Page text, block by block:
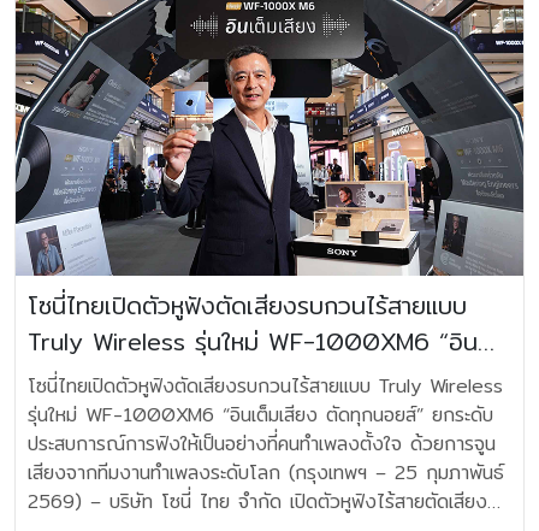
ราคา 199,000 บาท (ประกอบด้วย JBL MA7100H
และชุดลำโพง JBL Stage) • Atmos Premium Espresso
ราคา 219,000 บาท (ประกอบด้วย JBL
MA9100HP และชุดลำโพง JBL Stage) • Atmos
Premium Latte ราคา 219,000 บาท
(ประกอบด้วย JBL MA9100HP และชุดลำโพง JBL Stage) •
Atmos Double Espresso 1 ราคา
149,000 บาท (ประกอบด้วย Denon AVR-X2800H และ
ชุดลำโพง JBL Stage) • Atmos Double Espresso 2
ราคา 189,000 บาท (ประกอบด้วย Denon AVC-
X3800H และชุดลำโพง JBL Stage) • Atmos Double
Espresso 3 ราคา 219,000 บาท (ประกอบ
ด้วย Denon AVC-X4800H และชุดลำโพง JBL Stage)
**แถมฟรี JBL Bar 1000 มูลค่า 35,900 บาท เมื่อซื้อเซ็ต
Atmos Classic Espresso, Atmos Classic Latte,
Premium Espresso, Premium Latte, Atmos Premium
Espresso, Atmos Premium Latte, Atmos Double
Espresso 1, Atmos Double Espresso 2 หรือ Atmos
ลูกค้าที่ซื้อสินค้าจากโชว์รูมมหาจักรทุกสาขา, ร้าน Soundcity,
และร้าน SOUNDLAB จะได้รับของแถม ณ จุดขาย - ลูกค้าลง
ทะเบียนรับของแถม ผ่าน Line: @mahajakplus เท่านั้น โดยจะ
ต้องลงทะเบียนรับประกันก่อน สินค้าที่มีสิทธิ์รับของแถมระบบจะให้
เลือกรับลงทะเบียนของแถมเพิ่มเติม - ขอสงวนสิทธิ์การรับของ
แถม สำหรับลูกค้าที่ลงทะเบียนรับประกันสินค้าและของแถมผ่าน
Line @mahajakplus เท่านั้น กรณีที่ลงทะเบียนรับประกันเพียง
อย่างเดียวไม่สามารถรับของแถมได้ - ไม่สามารถลงทะเบียนรับ
ของแถมหลังจากหมดเขตโปรโมชันในทุกกรณี - ของแถมจัดส่ง
30 วันทำการ (ไม่รวมวันหยุดเสาร์-อาทิตย์ และนักขัตฤกษ์) ผ่าน
ทางไปรษณีย์ - ช่องทางที่ร่วมรายการ ได้แก่ ร้านตัวแทน
จำหน่าย, โชว์รูมมหาจักรทุกสาขา, ร้าน Soundcity, ร้าน
SOUNDLAB, Mahajak Online - สามารถสอบถามข้อมูลโปร
โมชั่นและของแถมได้ที่ Call center 1516 หรือ Line
@mahajakstore - บริษัท มหาจักรดีเวลอปเมนท์ จำกัด ขอ
สงวนสิทธิ์ในการเปลี่ยนแปลงเงื่อนไข โดยไม่จำเป็นต้องแจ้งให้
ทราบล่วงหน้า สอบถามรายละเอียดเพิ่มเติมได้ที่ บริษัท มหาจักรดี
เวลอปเมนท์ จำกัด Line : http://lin.ee/dKalYBy
ว่า “การเปิดตัวครั้งนี้สะท้อนตัวตนของ ฮาร์แมน คาร์ดอน
(Harman Kardon) ที่ผสานพลังเสียงคุณภาพเข้ากับดีไซน์ที่
สวยงามได้อย่างลงตัว เราเชื่อว่าเครื่องเสียงไม่ใช่แค่เรื่องของ
เสียงเพลง แต่คือไอเทมที่สะท้อนสไตล์และทำให้ทุกวันธรรมดา
กลายเป็นช่วงเวลาที่พิเศษขึ้น งาน Aurora House: Home of
the Future ได้จำลองประสบการณ์ใช้งานจริงเพื่อให้เห็นว่า
ระบบเสียงที่ดีสามารถยกระดับบรรยากาศในชีวิตได้อย่างไร”
ภายในงานเปิดตัวครั้งนี้ “ฮาร์แมน คาร์ดอน” (Harman
Kardon) ได้นำเสนอผลิตภัณฑ์ใหม่หลากหลายรุ่นที่ออกแบบมา
เพื่อตอบโจทย์ไลฟ์สไตล์การฟังเพลงและความบันเทิงในทุกช่วง
เวลา เริ่มจากกลุ่มลำโพงไร้สายระดับพรีเมียมอย่าง Harman
Kardon Aura Studio 5 ลำโพงบลูทูธดีไซน์โดมใสอันเป็น
เอกลักษณ์ ที่ผสานระบบไฟ Ambient Light แบบ 360 องศา
พร้อมเลนส์แสงดีไซน์ใหม่ที่สามารถสร้างลวดลายแสงแบบ
ไดนามิก เพิ่มมิติให้บรรยากาศภายในห้องอย่างนุ่มนวล เสริม
ประสบการณ์การฟังด้วยระบบเสียงแบบ 3 ทิศทาง พร้อม
เทคโนโลยี Constant Sound Field ที่ช่วยกระจายเสียงได้
ประเทศจีน และมีการกระจายสินค้าในประเทศไทยผ่านเครือข่ายร้าน
ค้าปลีกรวมถึงช่องทางอีคอมเมิร์ซ ต่อมาเมื่อวันที่ 20
กุมภาพันธ์ เจ้าหน้าที่ได้ดำเนินการเข้าตรวจค้นโกดังอีกแห่งใน
จังหวัดสมุทรปราการ และสามารถตรวจยึดขวดหมึกเอปสันปลอม
เพิ่มเติมได้มากกว่า 9,000 ขวด พร้อมจับกุมผู้ต้องสงสัย 2
ราย ส่งผลให้การปฏิบัติการครั้งนี้สามารถยึดหมึกเอปสันปลอมได้
รวมกว่า 67,000 ขวด เอปสัน เอเชียตะวันออกเฉียงใต้ ยืนยัน
ถึงความมุ่งมั่นในการปกป้องสิทธิในทรัพย์สินทางปัญญาและ
รักษามาตรฐานคุณภาพของผลิตภัณฑ์ โดยบริษัทจะไม่ยอมรับ
การผลิต การนำเข้า หรือการจำหน่ายหมึกเอปสันปลอมในทุกรูป
แบบ โฆษกของเอปสัน เอเชียตะวันออกเฉียงใต้ กล่าวว่า “หมึก
ปลอมไม่เพียงส่งผลกระทบต่อคุณภาพการพิมพ์ แต่ยังอาจทำให้
เครื่องพิมพ์เกิดความเสียหาย ส่งผลให้ผู้บริโภคและภาคธุรกิจต้อง
เสียค่าใช้จ่ายเพิ่มเติม รวมถึงเกิดความไม่สะดวกในการใช้งาน”
ทั้งนี้ เอปสันแนะนำให้ผู้บริโภคเลือกซื้อหมึกจากตัวแทนจำหน่ายที่
ได้รับอนุญาตหรือร้านค้าออนไลน์อย่างเป็นทางการเท่านั้น โดย
สามารถค้นหาร้านค้าตัวแทนจำหน่ายเอปสันได้ที่
https://www.epson.co.th/find-a-store พร้อมทั้งตรวจ
โซนี่ไทยเปิดตัวหูฟังตัดเสียงรบกวนไร้สายแบบ
Truly Wireless รุ่นใหม่ WF-1000XM6 “อิน
เต็มเสียง ตัดทุกนอยส์” ยกระดับประสบการณ์การ
ฟังให้เป็นอย่างที่คนทำเพลงตั้งใจ ด้วยการจูนเสียง
จากทีมงานทำเพลงระดับโลก
โซนี่ไทยเปิดตัวหูฟังตัดเสียงรบกวนไร้สายแบบ Truly Wireless รุ่นใหม่ WF-1000XM6 “อินเต็มเสียง ตัดทุกนอยส์” ยกระดับประสบการณ์การฟังให้เป็นอย่างที่คนทำเพลงตั้งใจ ด้วยการจูนเสียงจากทีมงานทำเพลงระดับโลก (กรุงเทพฯ – 25 กุมภาพันธ์ 2569) – บริษัท โซนี่ ไทย จำกัด เปิดตัวหูฟังไร้สายตัดเสียงรบกวนระดับเรือธงรุ่นใหม่ล่าสุด WF-1000XM6 ในตระกูล 1000X Series ที่ได้รับการยอมรับทั่วโลก ตอกย้ำความเป็นผู้นำด้านเทคโนโลยีเสียงคุณภาพพรีเมียม โดยได้รับการออกแบบเพื่อตอบโจทย์คนรักเสียงดนตรีที่ต้องการประสบการณ์การฟังเหนือระดับ ผสานระบบตัดเสียงรบกวนประสิทธิภาพสูงที่พัฒนาขึ้นอีกขั้น พร้อมการจูนเสียงร่วมกับทีมซาวด์เอ็นจิเนียร์ระดับโลก มอบประสบการณ์ “อินเต็มเสียง ตัดทุกนอยส์” ควบคู่คุณภาพเสียงสนทนาและความเสถียรในการเชื่อมต่อที่ยกระดับใหม่ โดดเด่นด้วยดีไซน์ใหม่ขนาดกะทัดรัด ออกแบบตามหลักสรีรศาสตร์เพื่อความสบายตลอดวัน และรองรับการใช้งาน Gemini ผู้ช่วย AI ยอดนิยม มร. หนิง เฉิน กรรมการผู้จัดการ บริษัท โซนี่ ไทย จำกัด เปิดเผยว่า “โซนี่มีความมุ่งมั่นอย่างต่อเนื่องในการถ่ายทอดสารและห้วงอารมณ์จากครีเอเตอร์ ไม่เพียงแต่ช่างภาพเท่านั้น แต่รวมถึงครีเอเตอร์ในทุก ๆ ด้าน ซึ่งรวมถึงผู้สร้างเสียงดนตรีด้วย เราตั้งใจให้เทคโนโลยีช่วยต่อยอดความคิดสร้างสรรค์ สร้างอนาคตที่เต็มไปด้วยความก้าวหน้าด้านความบันเทิง หูฟัง WF-1000XM6 โดดเด่นทั้งเรื่องคุณภาพเสียงที่ถูกจูนมาจากคนทำเพลงมืออาชีพระดับโลกและการตัดเสียงรบกวนนี้ จะทำให้ผู้ใช้ได้รับรู้และเข้าถึงทุกห้วงอารมณ์ที่คนทำเพลงตั้งใจรังสรรค์มาเป็นอย่างดี แม้จะถูกซ่อนอยู่ในโน้ตเล็ก ๆ ก็ตาม” นายณิชภูมิ เอื้อสกุลเกียรติ ผู้จัดการฝ่ายการตลาดผลิตภัณฑ์กลุ่ม Personal Entertainment บริษัท โซนี่ ไทย จำกัด กล่าวว่า “WF-1000XM6 ได้รับการพัฒนาขึ้นเพื่อยกระดับทั้งคุณภาพเสียงและประสบการณ์การใช้งานให้ดียิ่งขึ้นในทุกมิติ โดยอิงจากความคิดเห็นของผู้ใช้งานจริงในรุ่นก่อนหน้า เทคโนโลยีตัดเสียงรบกวนพัฒนาขึ้นกว่าเดิม 25% โดยเฉพาะการตัดเสียงรบกวนย่านกลาง-สูง ซึ่งเป็นย่านที่พบเจอได้บ่อยในชีวิตประจำวัน เช่น เสียงพูดคุย เสียงยานพาหนะ หรือเสียงในร้านคาเฟ่ ดีขึ้นกว่าเดิมอย่างเห็นได้ชัด ชิปเซ็ตประมวลผลที่ถูกอัปเกรดขึ้นจากรุ่นก่อนหน้า ไดรเวอร์ใหม่ ผสานกับการได้รับการจูนเสียงจากซาวด์เอ็นจิเนียร์ระดับโลกหลายท่าน ทำให้ได้คุณภาพเสียงระดับพรีเมียมอย่างที่คนทำเพลงตั้งใจส่งมอบผลงานไปยังผู้ฟัง ปกติแล้วคนใช้หูฟังมักใช้เพื่อประชุมออนไลน์และคุยโทรศัพท์ คุณภาพไมค์สำหรับการสนทนาจึงเป็นสิ่งสำคัญ ซึ่งไมค์ของรุ่นนี้ให้เสียงชัดที่สุดเมื่อเทียบกับรุ่นก่อนหน้า การเชื่อมต่อเสถียรยิ่งขึ้น และปัจจุบันเทรนด์การใช้ AI เป็นผู้ช่วยส่วนตัวเพิ่มขึ้น WF-1000XM6 ก็รองรับการใช้งาน Google Gemini อีกด้วย ทำให้หูฟังรุ่นนี้ครบเครื่องทั้งด้านคุณภาพและการเติมเต็มไลฟ์สไตล์ของผู้บริโภคยุคใหม่ได้อย่างลงตัว ด้วยการพัฒนาทั้งหมดนี้ WF-1000XM6 จึงเป็นหูฟังที่เรามั่นใจว่าผู้ใช้จะรู้สึก “อินเต็มเสียง ตัดทุกนอยส์” และจะได้รับการตอบรับอย่างดีจากผู้บริโภคชาวไทย” ที่สุดของระบบตัดเสียงรบกวน WF-1000XM6 ยกระดับการตัดเสียงรบกวนด้วยความสามารถในการลดเสียงรบกวนได้มากขึ้นถึง 25% เมื่อเทียบกับรุ่นก่อนหน้า WF-1000XM5 โดยเฉพาะในย่านเสียงกลางถึงสูง ซึ่งเป็นเสียงที่พบได้บ่อยในชีวิตประจำวัน ไม่ว่าจะเป็นเสียงพูดคุย เสียงยานพาหนะ หรือเสียงในร้านคาเฟ่ หูฟังรุ่นใหม่นี้สามารถตัดเสียงรบกวนได้มากขึ้นอย่างเห็นได้ชัด แม้ในสถานการณ์ที่มีเสียงรบกวนมาก เช่น ระหว่างการเดินทางหรือขณะอยู่ในที่สาธารณะ นอกจากนี้ ยังมาพร้อมกับชิปประมวลผล HD Noise Cancelling Processor QN3e ที่ควบคุมการทำงานของไมโครโฟนเพื่อการตัดเสียงรบกวนได้อย่างแม่นยำ โดยมีไมโครโฟนถึง 4 ตัว ซึ่งมากกว่ารุ่นก่อนที่มี 3 ตัว ทำให้ได้ประสิทธิภาพการตัดเสียงรบกวนสูง ขณะเดียวกัน ยังขับเคลื่อนด้วยชิปประมวลผลอัจฉริยะ Integrated Processor V2 มาพร้อมระบบ Adaptive Noise Cancelling Optimiser ที่สามารถวิเคราะห์เสียงรบกวนภายนอกและสภาพการสวมใส่ได้แบบเรียลไทม์อย่างแม่นยำยิ่งขึ้น เพื่อให้การตัดเสียงรบกวนมีประสิทธิภาพสูงสุดในทุกสถานการณ์ อีกทั้งยังได้รับการปรับปรุงให้สามารถลดเสียงรบกวนที่อาจเล็ดลอดผ่านช่องว่างระหว่างจุกหูฟังและรูหูได้ดียิ่งขึ้น โดยปรับให้เหมาะกับรูปทรงหูเฉพาะบุคคลของผู้ใช้แต่ละคนอย่างชาญฉลาด ช่วยให้คุณดื่มด่ำกับเสียงเพลงได้อย่างเต็มที่ โดยไม่ถูกรบกวนจากสภาพแวดล้อม นอกจากนี้ WF-1000XM6 ยังมาพร้อมกับจุกหูฟัง Noise Isolation Earbud Tips ซึ่งออกแบบเฉพาะโดยโซนี่ เพื่อมอบความสบายขณะสวมใส่ ควบคู่กับการป้องกันเสียงรบกวนในระดับสูงสุด โดยมีให้เลือกถึง 4 ขนาด เพื่อความพอดีที่กระชับในทุกรูปทรงของใบหู ประสบการณ์เสียงระดับพรีเมียม WF-1000XM6 มาพร้อมคุณภาพเสียงระดับพรีเมียม ด้วยพลังการทำงานร่วมกันของโปรเซสเซอร์ 2 ตัว ที่ประมวลผลเสียงได้อย่างแม่นยำ คมชัด และมีมิติ โดยชิป QN3e ทำหน้าที่ขับเคลื่อนภาคขยายเสียง DAC ที่ได้รับการพัฒนาให้สามารถถ่ายทอดทุกรายละเอียดของเสียงได้อย่างคมชัดยิ่งขึ้น ขณะที่ Integrated Processor V2 รองรับการประมวลผลเสียงแบบ 32-bit จากเดิม 24-bit ในรุ่นก่อนหน้า เพื่อให้ได้เสียงที่มีความละเอียดสูงและเต็มอารมณ์มากยิ่งขึ้น โซนี่ยังได้พัฒนาไดรเวอร์ยูนิตใหม่สำหรับรุ่นนี้ โดยออกแบบไดอะแฟรมให้มีโครงสร้างพิเศษ ผสมผสานวัสดุที่แตกต่างกันระหว่างส่วนโดมและขอบ โดยขอบที่นุ่มช่วยสร้างเสียงเบสลึกและเต็มอิ่ม ในขณะที่โดมที่มีน้ำหนักเบาแต่แข็งแรง ช่วยให้เสียงแหลมชัดเจนและครอบคลุมย่านความถี่สูงได้มากขึ้น ตั้งแต่ขั้นตอนการประมวลผลสัญญาณไปจนถึงการส่งเสียงออกมา ทุกขั้นตอนถูกออกแบบให้มีความแม่นยำสูง ลดความเพี้ยนของเสียง และถ่ายทอดเสียงคุณภาพสูงได้อย่างแท้จริง อีกทั้งยังมีการเพิ่มรอยบากพิเศษที่ขอบไดอะแฟรม เพื่อช่วยให้เสียงที่ได้มีความชัดเจน WF-1000XM6 ยังรองรับ Hi-Res Audio Wireless เทคโนโลยี DSEE Extreme ระบบเสียง 360 Reality Audio การปรับแต่งเสียงได้ 10 Band EQ ผ่านแอปพลิเคชัน Sony | Sound Connect รวมถึงฟีเจอร์ Headtracking และ Background Music Effect ที่ยกระดับประสบการณ์การฟังให้เหนือกว่าที่เคย ปรับจูนเสียงโดยผู้เชี่ยวชาญระดับโลกในวงการดนตรี หูฟังตระกูล 1000X ของโซนี่ถูกพัฒนาขึ้นเพื่อถ่ายทอดพลังของบทเพลงได้อย่างเต็มศักยภาพ ไม่ว่าจะเป็นแนวดนตรีใดก็ตาม เพื่อให้ได้คุณภาพเสียงที่ตรงตามวิสัยทัศน์ของศิลปิน โซนี่จึงร่วมมือกับสตูดิโอชั้นนำระดับโลกในการปรับจูนเสียงอย่างพิถีพิถัน โดยได้รับคำแนะนำจากทีมวิศวกรเสียงระดับรางวัลแกรมมี่ ทั้งผู้ชนะและผู้เข้าชิง อาทิ แรนดี้ เมอร์ริลล์ (Randy Merrill) จาก Sterling Sound ผู้อยู่เบื้องหลังผลงานของ Ed Sheeran, คริส เกอร์ริงเจอร์ (Chris Gehringer) ผู้ร่วมงานกับศิลปินระดับโลกอย่าง Rihanna และ Lady Gaga, ไมค์ เพียเซนตินี (Mike Piacentini) จาก Battery Studios ผู้อยู่เบื้องหลังเพลงของ Bob Dylan และ ไมเคิล โรมาโนสกี (Michael Romanowski) จาก Coast Mastering ผู้มีผลงานร่วมกับ Alicia Keys รวมถึงเพลงประกอบภาพยนตร์ระดับตำนานอย่าง Star Wars ภาค 4, 5 และ 6 ด้วยการรับฟังความคิดเห็นจากผู้เชี่ยวชาญเหล่านี้ หูฟัง WF-1000XM6 จึงถูกออกแบบมาให้ถ่ายทอดเสียงได้อย่างที่ศิลปินต้องการอย่างแท้จริง — ทั้งความลึก รายละเอียด และอารมณ์ของเสียงที่ซื่อตรงต่อจินตนาการต้นฉบับของผู้สร้างสรรค์ผลงาน คุณภาพเสียงสนทนาดีที่สุดจากโซนี่ WF-1000XM6 มาพร้อมไมโครโฟน 2 ตัว และเซ็นเซอร์ตรวจจับการสั่นสะเทือนของกระดูก (Bone Conduction Sensor) ในแต่ละข้าง โดยใช้เทคโนโลยีอัลกอริทึมลดเสียงรบกวนแบบ AI Beamforming ขั้นสูง เพื่อแยกเสียงพูดของผู้ใช้งาน แม้ในสภาพแวดล้อมที่มีเสียงดัง หรือมีผู้คนพูดคุยอยู่รอบข้าง ระบบจะสามารถแยกเสียงของคุณออกจากเสียงรบกวนได้อย่างแม่นยำ เพื่อให้ผู้ที่อยู่ปลายสายได้ยินเสียงของคุณอย่างชัดเจนตลอดการสนทนา ออกแบบตามหลักสรีรศาสตร์ เพื่อความสบายในการสวมใส่ ตลอดระยะเวลาที่ผ่านมา หูฟังตระกูล 1000X ของโซนี่ได้รับการออกแบบโดยยึดหลักสรีรศาสตร์ของผู้ใช้งานเป็นสำคัญ เพื่อให้สวมใส่ได้กระชับและสบายอย่างแท้จริง โดยในรุ่น WF-1000XM6 ได้ยกระดับความสบายยิ่งขึ้น ด้วยการออกแบบตัวหูฟังให้โค้งรับกับสรีระภายในของใบหูอย่างเป็นธรรมชาติ ช่วยลดแรงกดทับและความรู้สึกอึดอัดเมื่อสวมใส่ ขณะเดียวกัน ดีไซน์ใหม่ยังมีขนาดตัวเครื่องที่บางลงกว่ารุ่นก่อนหน้าราว 11% ช่วยลดการเสียดสีกับบริเวณโครงสร้างซับซ้อนของใบหู ทำให้สามารถสวมใส่ได้อย่างสบายแม้ใช้งานต่อเนื่องเป็นเวลานาน นอกจากนี้ ยังมีโครงสร้างระบายอากาศที่ได้รับการออกแบบใหม่ ช่วยเพิ่มการไหลเวียนของอากาศภายในตัวหูฟัง ลดเสียงรบกวนภายใน เช่น เสียงฝีเท้าหรือเสียงเคี้ยวอาหาร ช่วยให้เพลิดเพลินกับคอนเทนต์ได้อย่างเต็มอรรถรสในทุกสถานการณ์ ด้านวัสดุและสีสันได้รับการออกแบบอย่างพิถีพิถันให้มีเอกลักษณ์เฉพาะ ด้วยพื้นผิว Premium Matte Texture ที่ให้สัมผัสเรียบหรู โดยสีดำ (Black) ถ่ายทอดความหรูหราแบบ Quiet Luxury ด้วยโทนสีลุ่มลึกและผิวสัมผัสแมตต์ที่ดูสุขุม ทันสมัย ขณะที่สีแพลตตินัมซิลเวอร์ (Platinum Silver) ให้ความรู้สึกเบาสบาย นอกจากนี้ วัสดุและดีไซน์ของเคสก็ได้รับการปรับปรุงใหม่ให้เปิดใช้งานได้ง่ายยิ่งขึ้น แม้ใช้เพียงมือเดียว และออกแบบให้หยิบหูฟังออกมาได้สะดวกกว่าที่เคย ฟีเจอร์อัจฉริยะเพื่อประสบการณ์ฟังที่เหนือกว่า WF-1000XM6 ยังคงรวมฟีเจอร์ที่ผู้ใช้งานชื่นชอบจากรุ่นก่อนหน้าไว้อย่างครบถ้วน ไม่ว่าจะเป็นระบบ Auto Play และ Adaptive Sound Control ที่ช่วยปรับเสียงอัตโนมัติตามสภาพแวดล้อม ฟีเจอร์ Quick Access สำหรับเรียกใช้งานด่วน และเพื่อเพิ่มความสะดวกในการใช้งานประจำวัน หูฟังรองรับการใช้งาน Google Gemini ที่ทำให้การใช้งานแบบแฮนด์ฟรีสะดวกมากยิ่งขึ้น ไม่ว่าจะเป็นการฟังเพลง เชื่อมต่อกับเพื่อน รับการแจ้งเตือน หรือพูดคุยกับ Gemini Live เพื่อแชร์ไอเดีย เพิ่มรายการใน Google Keep หรือจัดตารางใน Google Calendar ได้โดยไม่ต้องแตะโทรศัพท์เลยแม้แต่น้อย ด้านการเชื่อมต่อ WF-1000XM6 ได้รับการพัฒนาอย่างเห็นได้ชัด ด้วยอัลกอริทึมขั้นสูง และเสาสัญญาณที่มีขนาดใหญ่ขึ้นถึง 1.5 เท่า เมื่อเทียบกับรุ่นก่อนหน้า ช่วยเพิ่มความเสถียรในการเชื่อมต่อได้มากยิ่งขึ้น พร้อมรองรับเทคโนโลยี LE Audio ซึ่งเป็น Bluetooth® รุ่นถัดไปที่มาพร้อมค่าหน่วงต่ำพิเศษ เหมาะอย่างยิ่งสำหรับการเล่นเกม หรือการใช้งานที่ต้องการความแม่นยำแบบเรียลไทม์ ในส่วนของแบตเตอรี่ WF-1000XM6 สามารถใช้งานได้นานถึง 8 ชั่วโมงต่อการชาร์จหนึ่งครั้ง และสูงสุดถึง 24 ชั่วโมงเมื่อใช้ร่วมกับเคสชาร์จ คุณจึงสามารถฟังเพลงได้ทั้งวัน โดยไม่ต้องกังวลเรื่องแบตเตอรี่หมด อีกทั้งยังรองรับการชาร์จแบบไร้สายผ่านเทคโนโลยี Qi เพื่อความสะดวกสูงสุดในการใช้งาน ไม่ว่าจะอยู่ที่บ้านหรือระหว่างเดินทาง และรองรับเทคโนโลยีชาร์จไว6 ชาร์จเพียง 5 นาที ใช้งานได้ 1 ชั่วโมง ใส่ใจสิ่งแวดล้อมในทุกขั้นตอน WF-1000XM6 ถูกออกแบบโดยคำนึงถึงสิ่งแวดล้อมในทุกกระบวนการ โดยเลือกใช้วัสดุพลาสติกรีไซเคิลแบบหมุนเวียน (Circular Material) คิดเป็นสัดส่วนประมาณ 25% ของพลาสติกทั้งหมดที่ใช้ในตัวผลิตภัณฑ์ ซึ่งช่วยลดการพึ่งพาพลาสติกใหม่ที่ผลิตจากเชื้อเพลิงฟอสซิลได้อย่างมีนัยสำคัญ อีกทั้งบรรจุภัณฑ์ยังปราศจากพลาสติก 100% อย่างแท้จริง เพื่อร่วมเป็นส่วนหนึ่งในการลดผลกระทบต่อสิ่งแวดล้อม และสร้างความยั่งยืนในระยะยาว กำหนดการวางจำหน่ายผลิตภัณฑ์ใหม่ WF-1000XM6 พร้อมวางจำหน่ายอย่างเป็นทางการตั้งแต่วันที่ 25 กุมภาพันธ์ 2569 ในราคา 11,990 บาท โดยมีให้เลือกทั้งหมด 2 สี ได้แก่ สีดำ (Black) และสีแพลตตินัมซิลเวอร์ (Platinum Silver) พร้อมโปรโมชั่นพิเศษ รับฟรีลำโพงพกพาโซนี่ ULT FIELD 1 มูลค่า 4,990 บาท เมื่อซื้อหูฟัง WF-1000XM6 และลงทะเบียนรับประกันสินค้า My Sony ผ่านไลน์ @SonyThai พร้อมตอบแบบสอบถามที่จ